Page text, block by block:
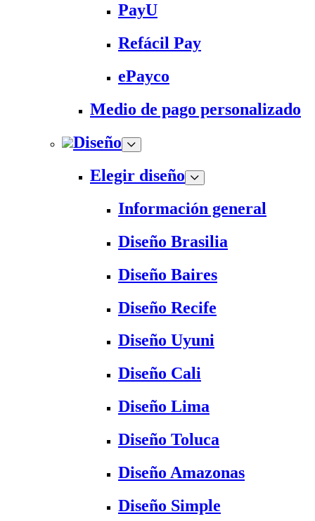
PayU
Refácil Pay
ePayco
Medio de pago personalizado
Diseño
Elegir diseño
Información general
Diseño Brasilia
Diseño Baires
Diseño Recife
Diseño Uyuni
Diseño Cali
Diseño Lima
Diseño Toluca
Diseño Amazonas
Diseño Simple